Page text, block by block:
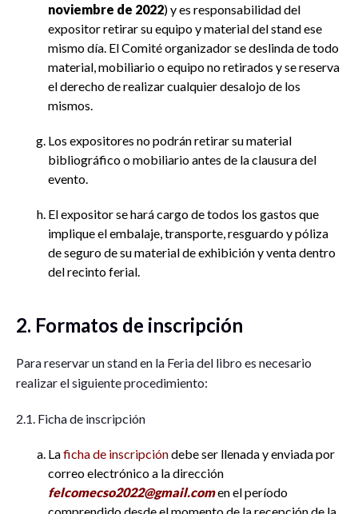
noviembre de 2022) y es responsabilidad del
expositor retirar su equipo y material del stand ese
mismo día. El Comité organizador se deslinda de todo
material, mobiliario o equipo no retirados y se reserva
el derecho de realizar cualquier desalojo de los
mismos.
Los expositores no podrán retirar su material
bibliográfico o mobiliario antes de la clausura del
evento.
El expositor se hará cargo de todos los gastos que
implique el embalaje, transporte, resguardo y póliza
de seguro de su material de exhibición y venta dentro
del recinto ferial.
2. Formatos de inscripción
Para reservar un stand en la Feria del libro es necesario
realizar el siguiente procedimiento:
2.1. Ficha de inscripción
Laficha de inscripcióndebe ser llenada y enviada por
correo electrónico a la dirección
felcomecso2022@gmail.comen el período